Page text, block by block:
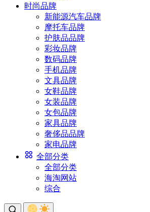
时尚品牌
新能源汽车品牌
摩托车品牌
护肤品品牌
彩妆品牌
数码品牌
手机品牌
文具品牌
女鞋品牌
女装品牌
女包品牌
家具品牌
奢侈品品牌
家电品牌
全部分类
全部分类
海淘网站
综合